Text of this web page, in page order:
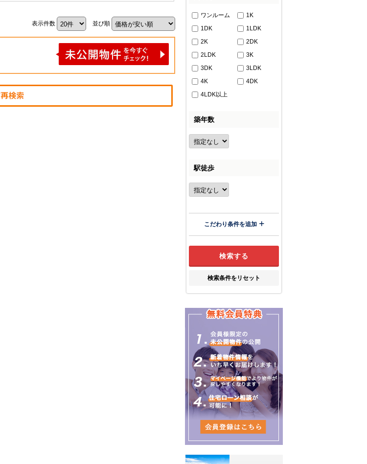
表示件数 並び順
ワンルーム
1K
1DK
1LDK
2K
2DK
2LDK
3K
3DK
3LDK
4K
4DK
4LDK以上
築年数
駅徒歩
こだわり条件を追加
検索条件をリセット